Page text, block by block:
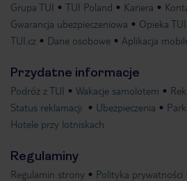
Grupa TUI TUI Poland Kariera
Gwarancja ubezpieczeniowa
Opieka
TUI.cz
Dane osobowe Aplikacja
Przydatne informacje
Podróż z TUI Wakacje samolotem
Status reklamacji
Ubezpieczenia
Hotele przy lotniskach
Regulaminy
Regulamin strony Polityka prywatności